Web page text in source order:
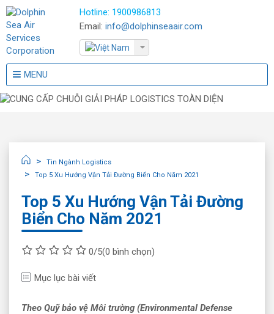
Hotline: 1900986813
Email: info@dolphinseaair.com
MENU
Tin Ngành Logistics
Top 5 Xu Hướng Vận Tải Đường Biển Cho Năm 2021
Top 5 Xu Hướng Vận Tải Đường
Biển Cho Năm 2021
0/5(0 bình chọn)
Mục lục bài viết
Theo Quỹ bảo vệ Môi trường (Environmental Defense